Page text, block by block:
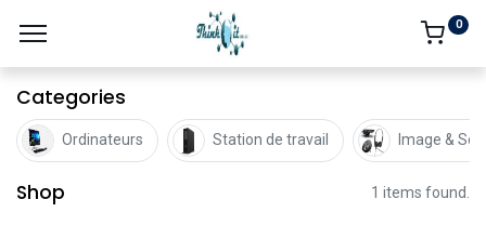
0
Categories
Ordinateurs Station de travail Image & Son
Shop 1 items found.